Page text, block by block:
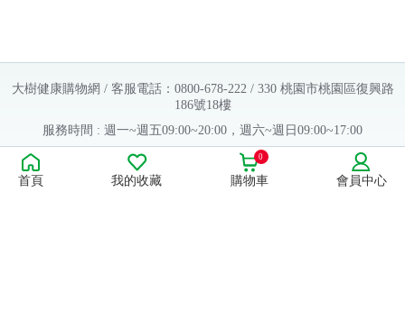
大樹健康購物網 / 客服電話：0800-678-222 / 330 桃園市桃園區復興路
186號18樓
服務時間 : 週一~週五09:00~20:00，週六~週日09:00~17:00
Copyright © 2016 大樹連鎖藥局. All Rights Reserved.
販售業者資料：
首頁 我的收藏 購物車
0
會員中心